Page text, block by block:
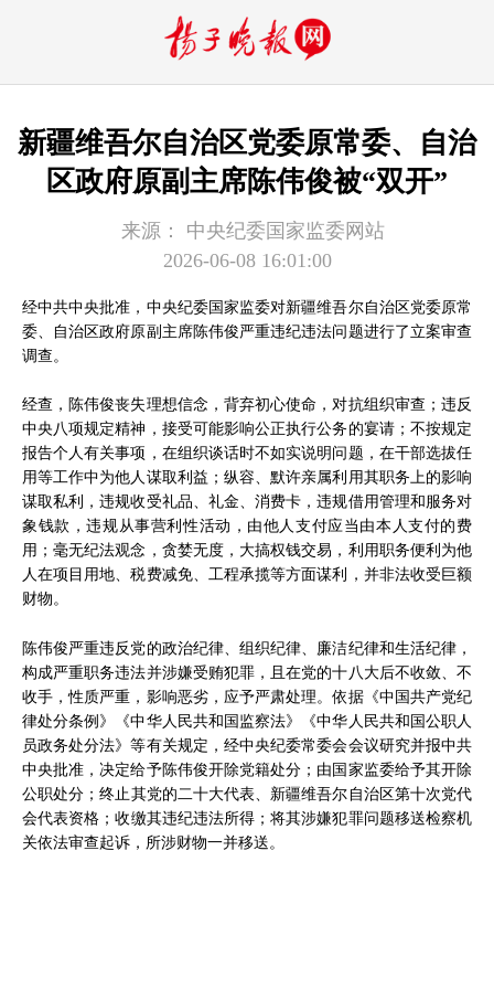
新疆维吾尔自治区党委原常委、自治
区政府原副主席陈伟俊被“双开”
来源：
中央纪委国家监委网站
2026-06-08 16:01:00
经中共中央批准，中央纪委国家监委对新疆维吾尔自治区党委原常
委、自治区政府原副主席陈伟俊严重违纪违法问题进行了立案审查
调查。
经查，陈伟俊丧失理想信念，背弃初心使命，对抗组织审查；违反
中央八项规定精神，接受可能影响公正执行公务的宴请；不按规定
报告个人有关事项，在组织谈话时不如实说明问题，在干部选拔任
用等工作中为他人谋取利益；纵容、默许亲属利用其职务上的影响
谋取私利，违规收受礼品、礼金、消费卡，违规借用管理和服务对
象钱款，违规从事营利性活动，由他人支付应当由本人支付的费
用；毫无纪法观念，贪婪无度，大搞权钱交易，利用职务便利为他
人在项目用地、税费减免、工程承揽等方面谋利，并非法收受巨额
财物。
陈伟俊严重违反党的政治纪律、组织纪律、廉洁纪律和生活纪律，
构成严重职务违法并涉嫌受贿犯罪，且在党的十八大后不收敛、不
收手，性质严重，影响恶劣，应予严肃处理。依据《中国共产党纪
律处分条例》《中华人民共和国监察法》《中华人民共和国公职人
员政务处分法》等有关规定，经中央纪委常委会会议研究并报中共
中央批准，决定给予陈伟俊开除党籍处分；由国家监委给予其开除
公职处分；终止其党的二十大代表、新疆维吾尔自治区第十次党代
会代表资格；收缴其违纪违法所得；将其涉嫌犯罪问题移送检察机
关依法审查起诉，所涉财物一并移送。